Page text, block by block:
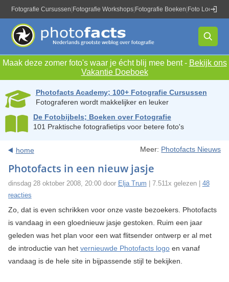
Fotografie Cursussen Fotografie Workshops Fotografie Boeken Foto Locaties
Maak deze zomer foto's waar je écht blij mee bent - Bekijk ons
Vakantie Doeboek
Photofacts Academy; 100+ Fotografie Cursussen
Fotograferen wordt makkelijker en leuker
De Fotobijbels; Boeken over Fotografie
101 Praktische fotografietips voor betere foto's
home Meer: Photofacts Nieuws
Photofacts in een nieuw jasje
dinsdag 28 oktober 2008, 20:00 door Elja Trum | 7.511x gelezen | 48
reacties
Zo, dat is even schrikken voor onze vaste bezoekers. Photofacts
is vandaag in een gloednieuw jasje gestoken. Ruim een jaar
geleden was het plan voor een wat flitsender ontwerp er al met
de introductie van het vernieuwde Photofacts logoen vanaf
vandaag is de hele site in bijpassende stijl te bekijken.